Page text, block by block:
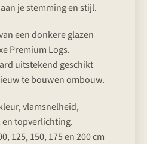
je stemming en stijl.
een donkere glazen
Premium Logs.
uitstekend geschikt
te bouwen ombouw.
vlamsnelheid,
topverlichting.
125, 150, 175 en 200 cm